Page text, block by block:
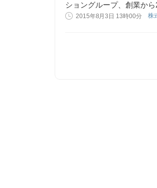
ショングループ、創業から
2015年8月3日 13時00分 株